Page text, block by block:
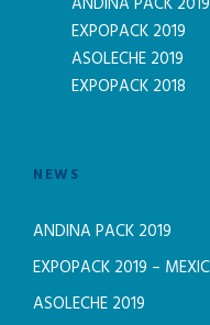
EXPOPACK 2019
ASOLECHE 2019
EXPOPACK 2018
NEWS
ANDINA PACK 2019
EXPOPACK 2019 –
ASOLECHE 2019